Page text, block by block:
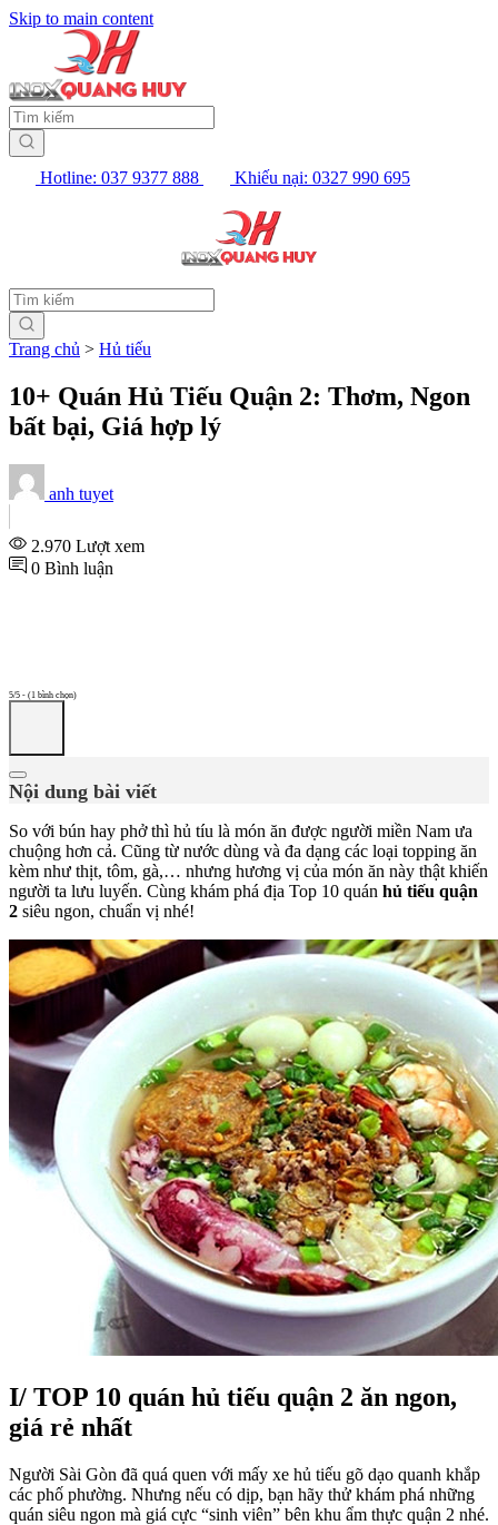
Skip to main content
Hotline: 037 9377 888 Khiếu nại: 0327 990 695
Trang chủ > Hủ tiếu
10+ Quán Hủ Tiếu Quận 2: Thơm, Ngon
bất bại, Giá hợp lý
anh tuyet
2.970 Lượt xem
0 Bình luận
5/5 - (1 bình chọn)
Nội dung bài viết
So với bún hay phở thì hủ tíu là món ăn được người miền Nam ưa
chuộng hơn cả. Cũng từ nước dùng và đa dạng các loại topping ăn
kèm như thịt, tôm, gà,… nhưng hương vị của món ăn này thật khiến
người ta lưu luyến. Cùng khám phá địa Top 10 quán hủ tiếu quận
2 siêu ngon, chuẩn vị nhé!
I/ TOP 10 quán hủ tiếu quận 2 ăn ngon,
giá rẻ nhất
Người Sài Gòn đã quá quen với mấy xe hủ tiếu gõ dạo quanh khắp
các phố phường. Nhưng nếu có dịp, bạn hãy thử khám phá những
quán siêu ngon mà giá cực “sinh viên” bên khu ẩm thực quận 2 nhé.